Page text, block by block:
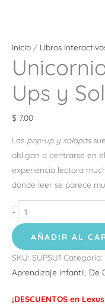
Inicio / Libros
Ups y
$ 7.00
Las pop-up y solapas
obligan a centrarse en
experiencia lectora
donde leer se parece
-
AÑADIR AL
SKU: SUPSU1 Categoría:
Aprendizaje infantil, De
¡DESCUENTOS en